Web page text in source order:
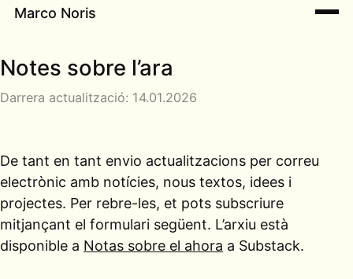
Marco Noris
Notes sobre l’ara
Darrera actualització: 14.01.2026
De tant en tant envio actualitzacions per correu
electrònic amb notícies, nous textos, idees i
projectes. Per rebre-les, et pots subscriure
mitjançant el formulari següent. L’arxiu està
disponible a Notas sobre el ahora a Substack.